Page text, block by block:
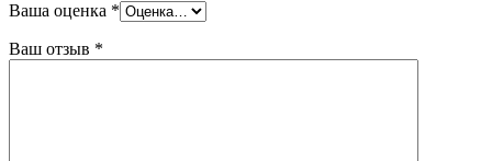
Ваша оценка *
Ваш отзыв *